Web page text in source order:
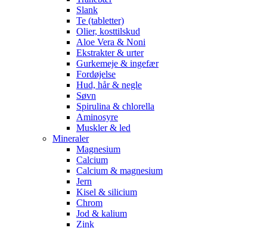
Slank
Te (tabletter)
Olier, kosttilskud
Aloe Vera & Noni
Ekstrakter & urter
Gurkemeje & ingefær
Fordøjelse
Hud, hår & negle
Søvn
Spirulina & chlorella
Aminosyre
Muskler & led
Mineraler
Magnesium
Calcium
Calcium & magnesium
Jern
Kisel & silicium
Chrom
Jod & kalium
Zink